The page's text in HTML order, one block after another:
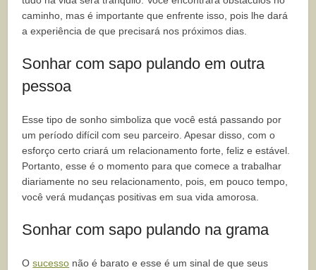
caminho, mas é importante que enfrente isso, pois lhe dará
a experiência de que precisará nos próximos dias.
Sonhar com sapo pulando em outra
pessoa
Esse tipo de sonho simboliza que você está passando por
um período difícil com seu parceiro. Apesar disso, com o
esforço certo criará um relacionamento forte, feliz e estável.
Portanto, esse é o momento para que comece a trabalhar
diariamente no seu relacionamento, pois, em pouco tempo,
você verá mudanças positivas em sua vida amorosa.
Sonhar com sapo pulando na grama
Osucesso não é barato e esse é um sinal de que seus